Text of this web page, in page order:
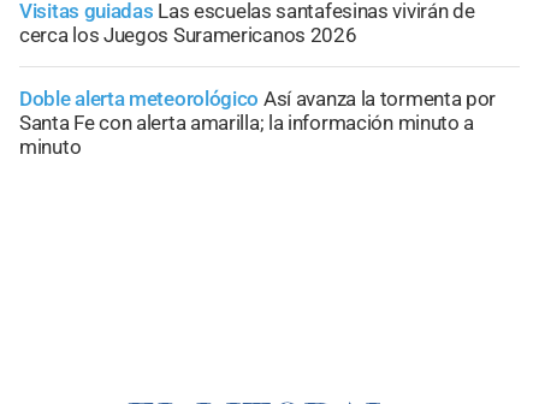
Visitas guiadas Las escuelas santafesinas vivirán de
cerca los Juegos Suramericanos 2026
Doble alerta meteorológico Así avanza la tormenta por
Santa Fe con alerta amarilla; la información minuto a
minuto